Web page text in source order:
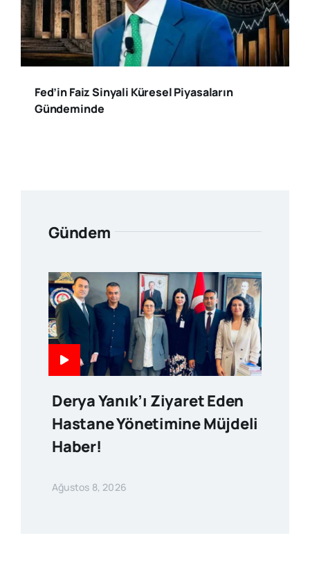
Fed’in Faiz Sinyali Küresel Piyasaların
Gündeminde
Gündem
Derya Yanık’ı Ziyaret Eden
Hastane Yönetimine Müjdeli
Haber!
Ağustos 8, 2026